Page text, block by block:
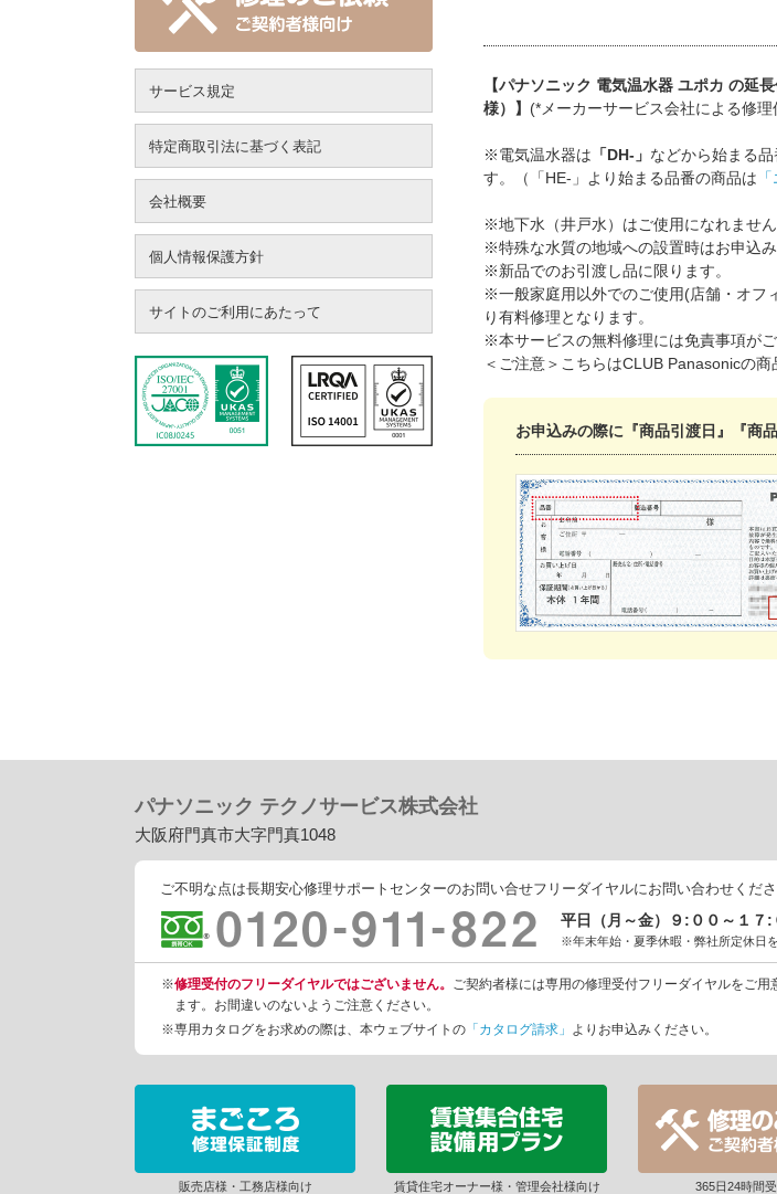
サービス規定
特定商取引法に基づく表記
会社概要
個人情報保護方針
サイトのご利用にあたって
【パナソニック 電気温水器 ユポカ の延
様）】 (*メーカーサービス会社による修理
※電気温水器は 「DH-」 などから始まる
す。（「HE-」より始まる品番の商品は
※地下水（井戸水）はご使用になれません
※特殊な水質の地域への設置時はお申込
※新品でのお引渡し品に限ります。
※一般家庭用以外でのご使用(店舗・オフ
り有料修理となります。
※本サービスの無料修理には免責事項がご
＜ご注意＞こちらはCLUB Panasonicの商
お申込みの際に『商品引渡日』『商
パナソニック テクノサービス株式会社
大阪府門真市大字門真1048
ご不明な点は長期安心修理サポートセンターのお問い合せフリーダイヤルにお問い合わせくださ
平日（月～金）９:００～１７:
※年末年始・夏季休暇・弊社所定休日を
※修理受付のフリーダイヤルではございません。 ご契約者様には専用の修理受付フリーダイヤルをご用
ます。お間違いのないようご注意ください。
※専用カタログをお求めの際は、本ウェブサイトの 「カタログ請求」 よりお申込みください。
販売店様・工務店様向け 賃貸住宅オーナー様・管理会社様向け 365日24時間